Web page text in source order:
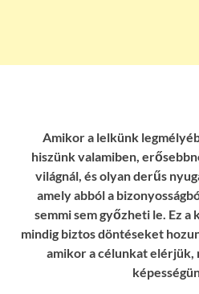
Amikor a lelkünk
hiszünk valamiben,
világnál, és olyan derűs
amely abból a
semmi sem győzheti le. Ez
mindig biztos döntéseket
amikor a célunkat elérjük,